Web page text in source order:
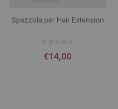
Spazzola per Hair Extension
€14,00